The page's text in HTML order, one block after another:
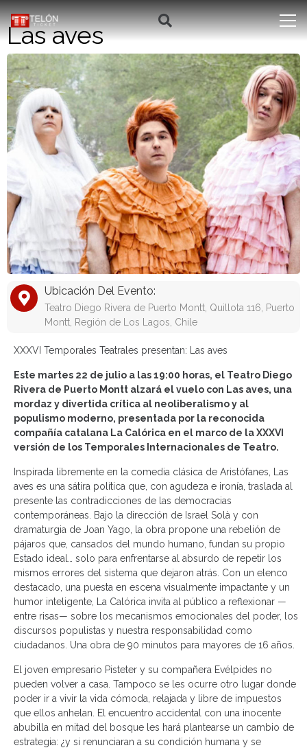
Las aves
Ubicación Del Evento:
Teatro Diego Rivera de Puerto Montt, Quillota 116, Puerto
Montt, Región de Los Lagos, Chile
XXXVI Temporales Teatrales presentan: Las aves
Este martes 22 de julio a las 19:00 horas, el Teatro Diego
Rivera de Puerto Montt alzará el vuelo con Las aves, una
mordaz y divertida crítica al neoliberalismo y al
populismo moderno, presentada por la reconocida
compañía catalana La Calórica en el marco de la XXXVI
versión de los Temporales Internacionales de Teatro.
Inspirada libremente en la comedia clásica de Aristófanes, Las
aves es una sátira política que, con agudeza e ironía, traslada al
presente las contradicciones de las democracias
contemporáneas. Bajo la dirección de Israel Solà y con
dramaturgia de Joan Yago, la obra propone una rebelión de
pájaros que, cansados del mundo humano, fundan su propio
Estado ideal… solo para enfrentarse al absurdo de repetir los
mismos errores del sistema que dejaron atrás. Con un elenco
destacado, una puesta en escena visualmente impactante y un
humor inteligente, La Calórica invita al público a reflexionar —
entre risas— sobre los mecanismos emocionales del poder, los
discursos populistas y nuestra responsabilidad como
ciudadanos. Una obra de 90 minutos para mayores de 16 años.
El joven empresario Pisteter y su compañera Evélpides no
pueden volver a casa. Tampoco se les ocurre otro lugar donde
poder ir a vivir la vida cómoda, relajada y libre de impuestos
que ellos anhelan. El encuentro accidental con una inocente
abubilla en mitad del bosque les hará plantearse un cambio de
estrategia: ¿y si renunciaran a su condición humana y se